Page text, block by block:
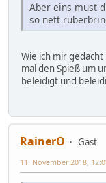
Aber eins must
so nett
Wie ich mir
mal den Spieß um
beleidigt und
RainerO
Gast
11. November 2018,